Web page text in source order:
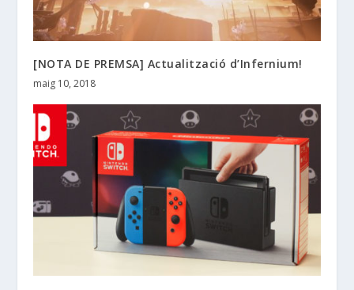
[NOTA DE PREMSA] Actualització d’Infernium!
maig 10, 2018